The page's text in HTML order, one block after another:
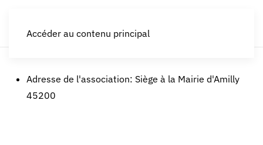
Accéder au contenu principal
Adresse de l'association: Siège à la Mairie d'Amilly
45200